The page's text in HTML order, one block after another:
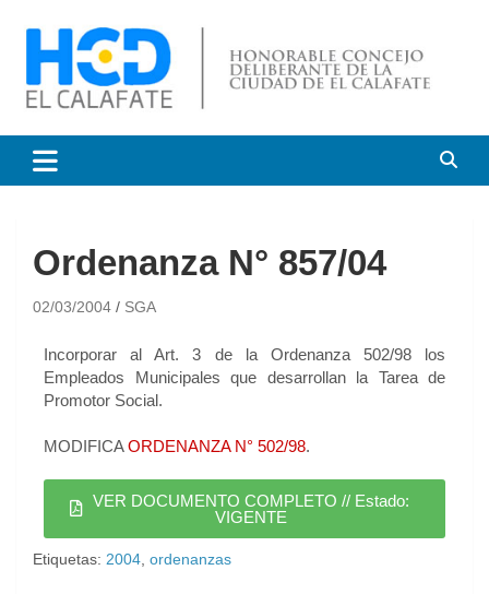
Honorable Concejo
Deliberante de El Calafate
Ordenanza N° 857/04
02/03/2004 SGA
Incorporar al Art. 3 de la Ordenanza 502/98 los
Empleados Municipales que desarrollan la Tarea de
Promotor Social.
MODIFICAORDENANZA N° 502/98.
VER DOCUMENTO COMPLETO // Estado:
VIGENTE
Etiquetas: 2004 ordenanzas